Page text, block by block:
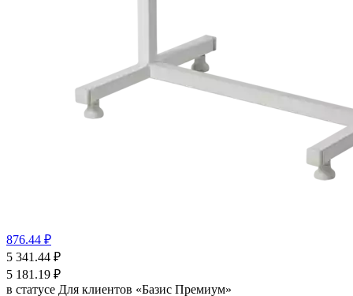
876.44 ₽
5 341.44 ₽
5 181.19 ₽
в статусе Для клиентов «Базис Премиум»